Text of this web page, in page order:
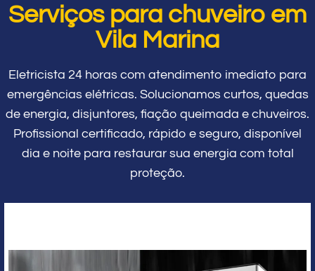
Serviços para chuveiro em
Vila Marina
Eletricista 24 horas com atendimento imediato para
emergências elétricas. Solucionamos curtos, quedas
de energia, disjuntores, fiação queimada e chuveiros.
Profissional certificado, rápido e seguro, disponível
dia e noite para restaurar sua energia com total
proteção.